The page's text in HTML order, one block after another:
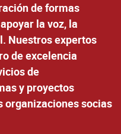
de formas
la voz, la
Nuestros expertos
de excelencia
de
y proyectos
organizaciones socias